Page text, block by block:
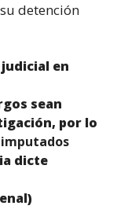
detención
en
sean
por lo
imputados
dicte